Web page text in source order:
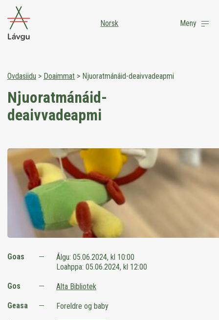
Norsk Meny
Ovdasiidu > Doaimmat > Njuoratmánáid-deaivvadeapmi
Njuoratmánáid-
deaivvadeapmi
Goas Álgu: 05.06.2024, kl 10:00
Loahppa: 05.06.2024, kl 12:00
Gos Alta Bibliotek
Geasa Foreldre og baby